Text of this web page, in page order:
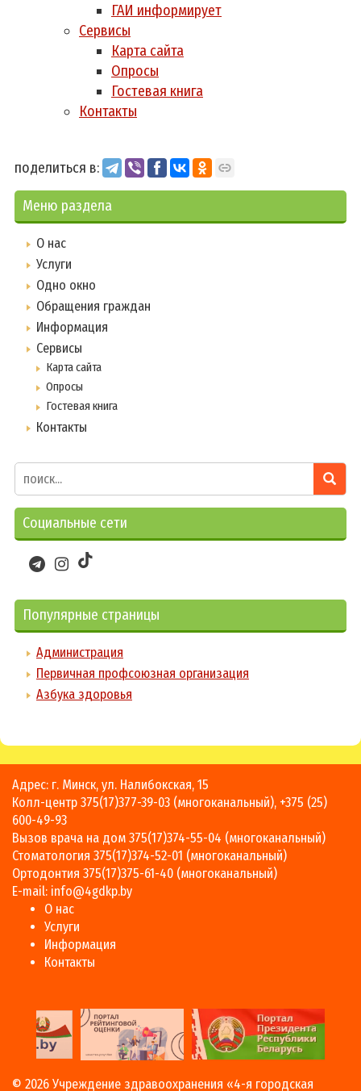
ГАИ информирует
Сервисы
Карта сайта
Опросы
Гостевая книга
Контакты
поделиться в:
Меню раздела
О нас
Услуги
Одно окно
Обращения граждан
Информация
Сервисы
Карта сайта
Опросы
Гостевая книга
Контакты
Социальные сети
Популярные страницы
Администрация
Первичная профсоюзная организация
Азбука здоровья
Адрес: г. Минск, ул. Налибокская, 15
Колл-центр 375(17)377-39-03 (многоканальный), +375 (25)
600-49-93
Вызов врача на дом 375(17)374-55-04 (многоканальный)
Стоматология 375(17)374-52-01 (многоканальный)
Ортодонтия 375(17)375-61-40 (многоканальный)
E-mail: info@4gdkp.by
О нас
Услуги
Информация
Контакты
© 2026 Учреждение здравоохранения «4-я городская